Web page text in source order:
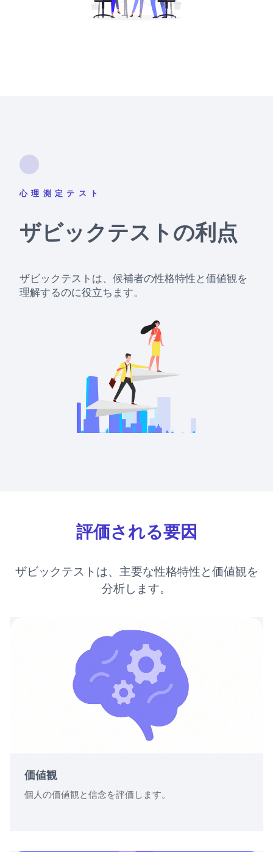
心理測定テスト
ザビックテストの利点
ザビックテストは、候補者の性格特性と価値観を
理解するのに役立ちます。
評価される要因
ザビックテストは、主要な性格特性と価値観を
分析します。
価値観
個人の価値観と信念を評価します。